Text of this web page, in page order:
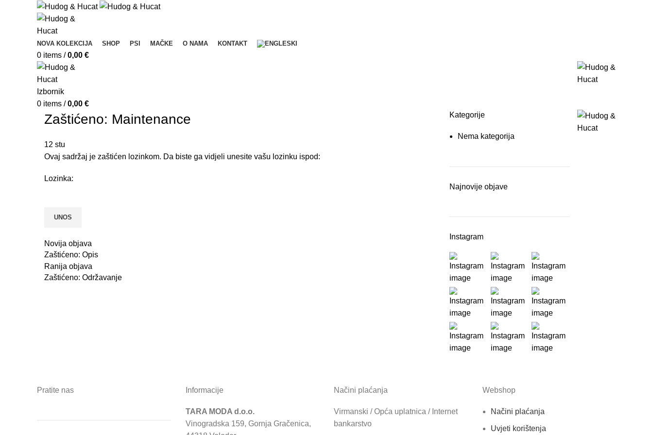
NOVA KOLEKCIJA SHOP PSI MAČKE O NAMA KONTAKT
0 items / 0,00 €
Izbornik
0 items / 0,00 €
Zaštićeno: Maintenance
12 stu
Ovaj sadržaj je zaštićen lozinkom. Da biste ga vidjeli unesite vašu lozinku ispod:
Lozinka:
Novija objava
Zaštićeno: Opis
Ranija objava
Zaštićeno: Održavanje
Kategorije
Nema kategorija
Najnovije objave
Instagram
Pratite nas Informacije
TARA MODA d.o.o.
Vinogradska 159, Gornja Gračenica,
Načini plaćanja
Virmanski / Opća uplatnica / Internet
bankarstvo
Webshop
Načini plaćanja
Uvjeti korištenja